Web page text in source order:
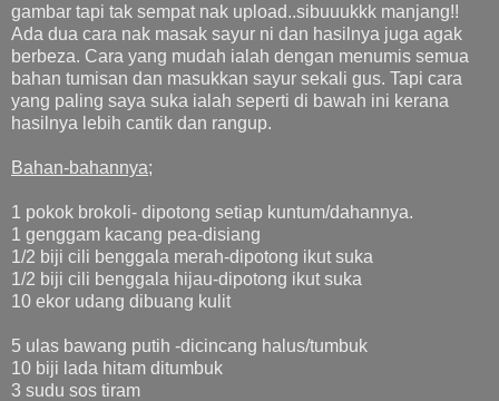
gambar tapi tak sempat nak upload..sibuuukkk manjang!!
Ada dua cara nak masak sayur ni dan hasilnya juga agak
berbeza. Cara yang mudah ialah dengan menumis semua
bahan tumisan dan masukkan sayur sekali gus. Tapi cara
yang paling saya suka ialah seperti di bawah ini kerana
hasilnya lebih cantik dan rangup.
Bahan-bahannya;
1 pokok brokoli- dipotong setiap kuntum/dahannya.
1 genggam kacang pea-disiang
1/2 biji cili benggala merah-dipotong ikut suka
1/2 biji cili benggala hijau-dipotong ikut suka
10 ekor udang dibuang kulit
5 ulas bawang putih -dicincang halus/tumbuk
10 biji lada hitam ditumbuk
3 sudu sos tiram